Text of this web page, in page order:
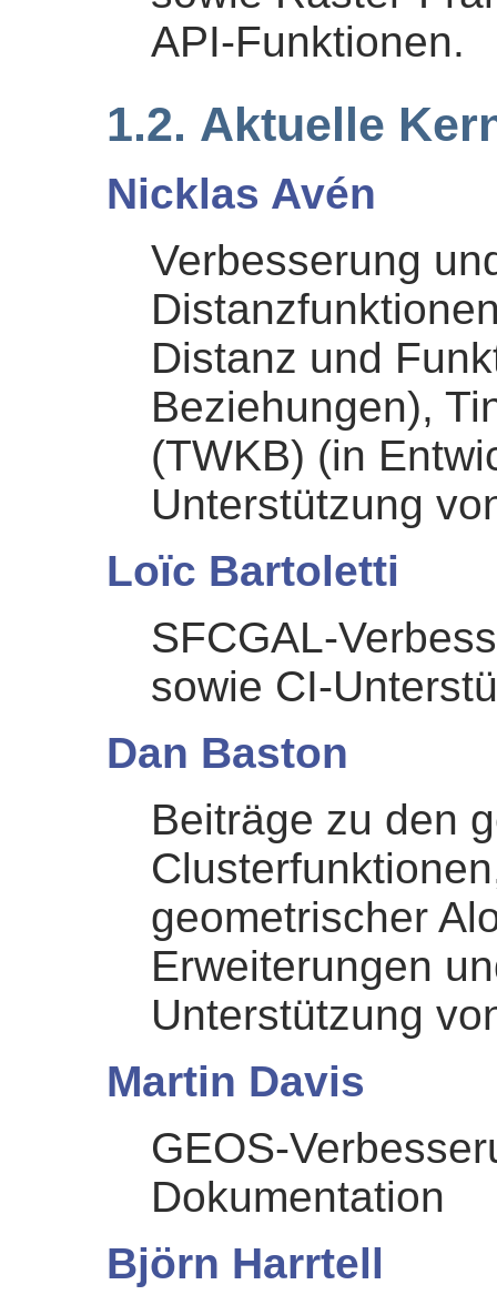
API-Funktionen.
1.2. Aktuelle
Nicklas Avén
Verbesserung
Distanz und
Beziehungen),
(TWKB) (in
Unterstützung
Loïc Bartoletti
SFCGAL-
sowie CI-
Dan Baston
Beiträge zu den
geometrischer
Erweiterungen
Unterstützung
Martin Davis
GEOS-
Dokumentation
Björn Harrtell